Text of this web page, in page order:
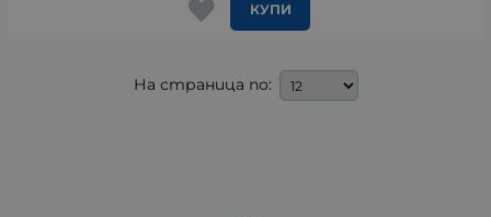
КУПИ
На страница по: